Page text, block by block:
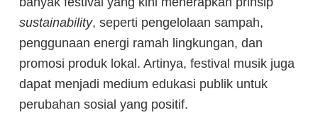
sustainability, seperti pengelolaan sampah,
penggunaan energi ramah lingkungan, dan
promosi produk lokal. Artinya, festival musik juga
dapat menjadi medium edukasi publik untuk
perubahan sosial yang positif.